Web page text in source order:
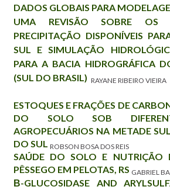
DADOS GLOBAIS PARA
UMA REVISÃO SOBRE OS
PRECIPITAÇÃO DISPONÍVEIS
SUL E SIMULAÇÃO
PARA A BACIA HIDROGRÁFICA
(SUL DO BRASIL) RAYANE RIBEIRO VIEIRA
ESTOQUES E FRAÇÕES DE
DO SOLO SOB
AGROPECUÁRIOS NA METADE
DO SUL ROBSON BOSA DOS REIS
SAÚDE DO SOLO E NUTRIÇÃO
PÊSSEGO EM PELOTAS, RS GABRIEL
Β-GLUCOSIDASE AND